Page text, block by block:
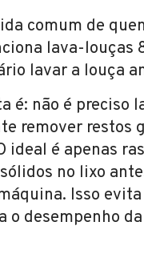
comum de
lava-louças
lavar a louça
é: não é preciso
remover restos
ideal é apenas
no lixo
Isso
o desempenho